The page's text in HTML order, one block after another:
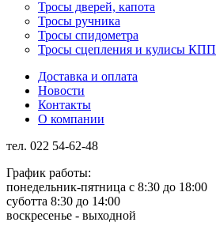
Тросы дверей, капота
Тросы ручника
Тросы спидометра
Тросы сцепления и кулисы КПП
Доставка и оплата
Новости
Контакты
О компании
тел. 022 54-62-48
График работы:
понедельник-пятница с 8:30 до 18:00
суботта 8:30 до 14:00
воскресенье - выходной